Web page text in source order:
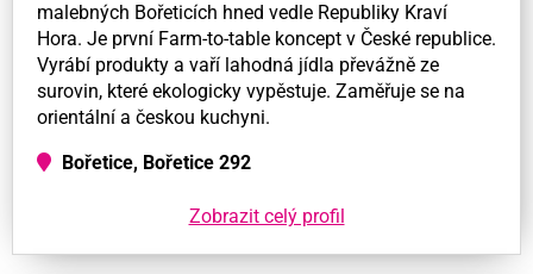
malebných Bořeticích hned vedle Republiky Kraví
Hora. Je první Farm-to-table koncept v České republice.
Vyrábí produkty a vaří lahodná jídla převážně ze
surovin, které ekologicky vypěstuje. Zaměřuje se na
orientální a českou kuchyni.
Bořetice, Bořetice 292
Zobrazit celý profil